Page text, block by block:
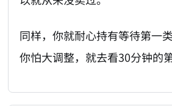
同样，你就耐心持有等待第一
你怕大调整，就去看30分钟的